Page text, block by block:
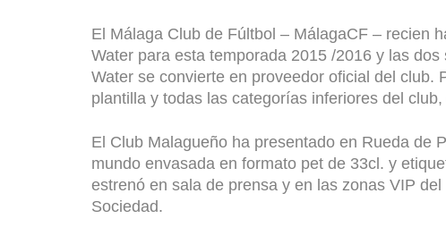
El Málaga Club de Fúltbol – MálagaCF – recien
Water para esta temporada 2015 /2016 y las
Water se convierte en proveedor oficial del club.
plantilla y todas las categorías inferiores del club,
El Club Malagueño ha presentado en Rueda de
mundo envasada en formato pet de 33cl. y
estrenó en sala de prensa y en las zonas VIP
Sociedad.